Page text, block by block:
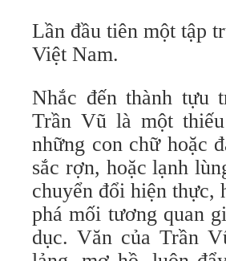
Lần đầu tiên một tập
Việt Nam.
Nhắc đến thành tựu
Trần Vũ là một
những con chữ hoặc
sắc rợn, hoặc lạnh
chuyển đổi hiện thực,
phá mối tương quan
dục. Văn của Trần